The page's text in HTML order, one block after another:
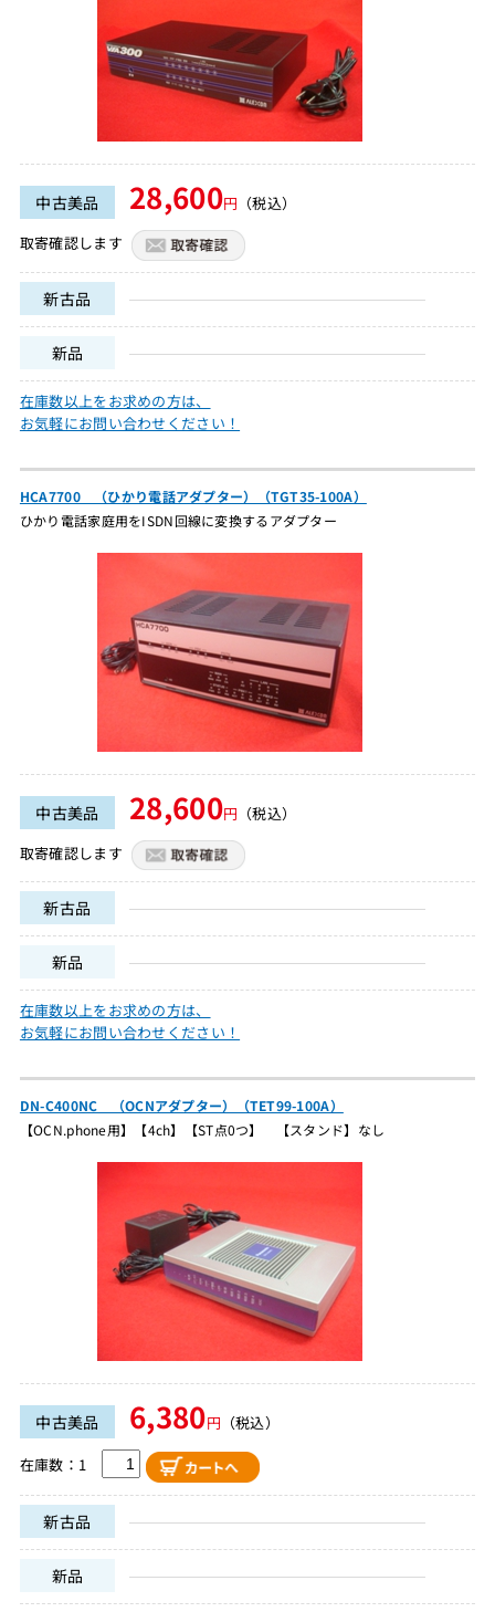
中古美品 28,600円 （税込）
取寄確認します
新古品
新品
在庫数以上をお求めの方は、
お気軽にお問い合わせください！
HCA7700 （ひかり電話アダプター）（TGT35-100A）
ひかり電話家庭用をISDN回線に変換するアダプター
中古美品 28,600円 （税込）
取寄確認します
新古品
新品
在庫数以上をお求めの方は、
お気軽にお問い合わせください！
DN-C400NC （OCNアダプター）（TET99-100A）
【OCN.phone用】【4ch】【ST点0つ】 【スタンド】なし
中古美品 6,380円 （税込）
在庫数：1
新古品
新品